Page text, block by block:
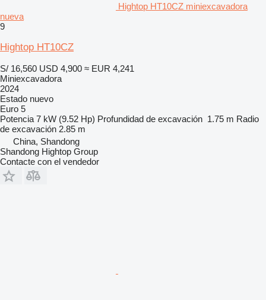
Hightop HT10CZ miniexcavadora
nueva
9
Hightop HT10CZ
S/ 16,560 USD 4,900 ≈ EUR 4,241
Miniexcavadora
2024
Estado nuevo
Euro 5
Potencia 7 kW (9.52 Hp) Profundidad de excavación 1.75 m Radio
de excavación 2.85 m
China, Shandong
Shandong Hightop Group
Contacte con el vendedor